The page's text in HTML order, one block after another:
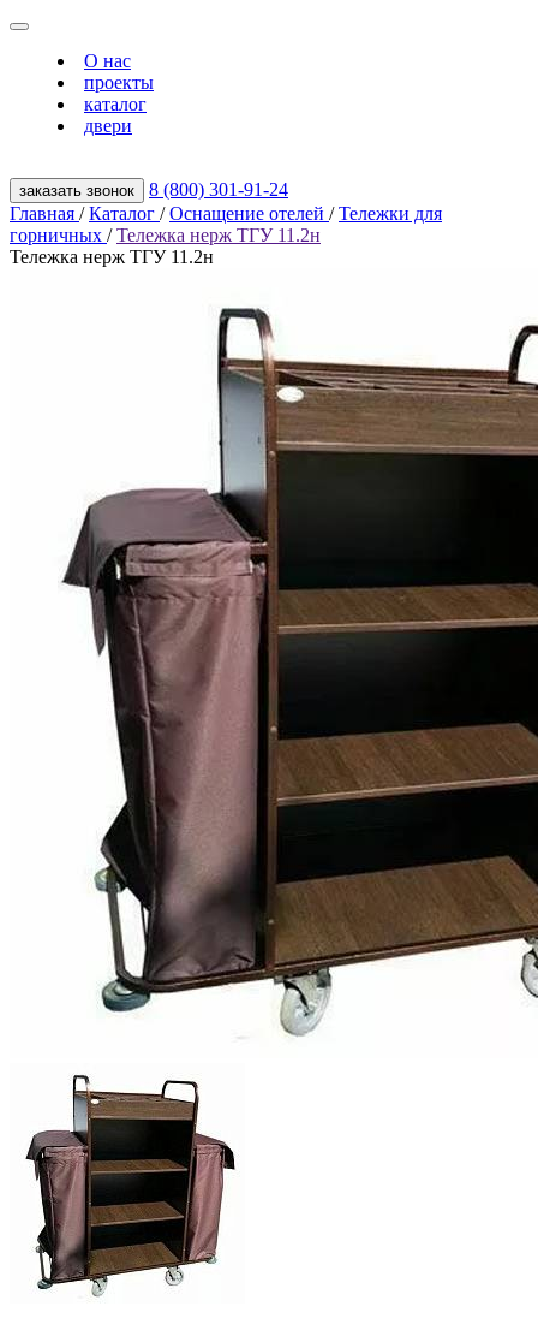
О нас
проекты
каталог
двери
заказать звонок
8 (800) 301‑91‑24
Главная / Каталог / Оснащение отелей / Тележки для
горничных / Тележка нерж ТГУ 11.2н
Тележка нерж ТГУ 11.2н